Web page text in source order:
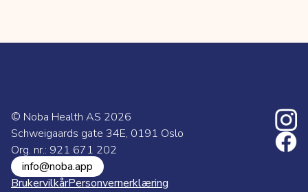
© Noba Health AS 2026
Schweigaards gate 34E, 0191 Oslo
Org. nr.: 921 671 202
info@noba.app
BrukervilkårPersonvernerklæring